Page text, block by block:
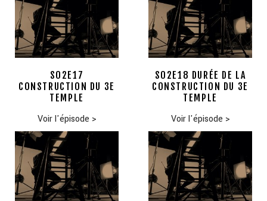
S02E17
CONSTRUCTION DU 3E
TEMPLE
Voir l'épisode >
S02E18 DURÉE DE LA
CONSTRUCTION DU 3E
TEMPLE
Voir l'épisode >